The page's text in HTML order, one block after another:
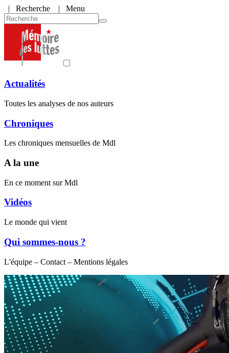
| Recherche | Menu
Actualités
Toutes les analyses de nos auteurs
Chroniques
Les chroniques mensuelles de Mdl
A la une
En ce moment sur Mdl
Vidéos
Le monde qui vient
Qui sommes-nous ?
L'équipe – Contact – Mentions légales